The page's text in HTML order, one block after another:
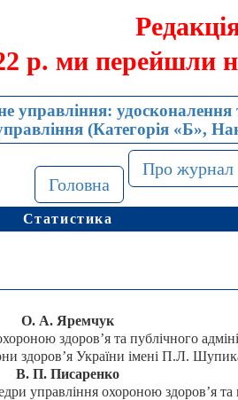
р. ми перейшли
(Категорія «Б»,
Головна
Про журнал
Статистика
О. А. Яремчук
здоров’я та публічного
здоров’я України імені П.Л.
В. П. Писаренко
управління охороною здоров’я та